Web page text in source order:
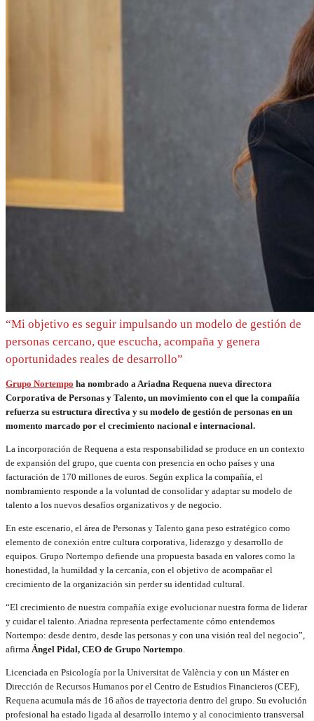
“Mi objetivo es seguir impulsando un modelo de gestión de
personas cercano, que escucha, acompaña y genera
oportunidades reales de desarrollo”
Grupo Nortempo ha nombrado a Ariadna Requena nueva directora
Corporativa de Personas y Talento, un movimiento con el que la compañía
refuerza su estructura directiva y su modelo de gestión de personas en un
momento marcado por el crecimiento nacional e internacional.
La incorporación de Requena a esta responsabilidad se produce en un contexto
de expansión del grupo, que cuenta con presencia en ocho países y una
facturación de 170 millones de euros. Según explica la compañía, el
nombramiento responde a la voluntad de consolidar y adaptar su modelo de
talento a los nuevos desafíos organizativos y de negocio.
En este escenario, el área de Personas y Talento gana peso estratégico como
elemento de conexión entre cultura corporativa, liderazgo y desarrollo de
equipos. Grupo Nortempo defiende una propuesta basada en valores como la
honestidad, la humildad y la cercanía, con el objetivo de acompañar el
crecimiento de la organización sin perder su identidad cultural.
“El crecimiento de nuestra compañía exige evolucionar nuestra forma de liderar
y cuidar el talento. Ariadna representa perfectamente cómo entendemos
Nortempo: desde dentro, desde las personas y con una visión real del negocio”,
afirma Ángel Pidal, CEO de Grupo Nortempo.
Licenciada en Psicología por la Universitat de València y con un Máster en
Dirección de Recursos Humanos por el Centro de Estudios Financieros (CEF),
Requena acumula más de 16 años de trayectoria dentro del grupo. Su evolución
profesional ha estado ligada al desarrollo interno y al conocimiento transversal